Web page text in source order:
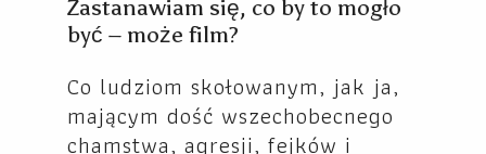
Zastanawiam się, co by to mogło
być – może film?
Co ludziom skołowanym, jak ja,
mającym dość wszechobecnego
chamstwa, agresji, fejków i